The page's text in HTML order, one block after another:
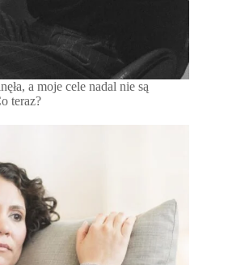
a moje cele nadal nie są
teraz?